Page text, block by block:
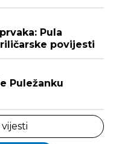
Pula
povijesti
Puležanku